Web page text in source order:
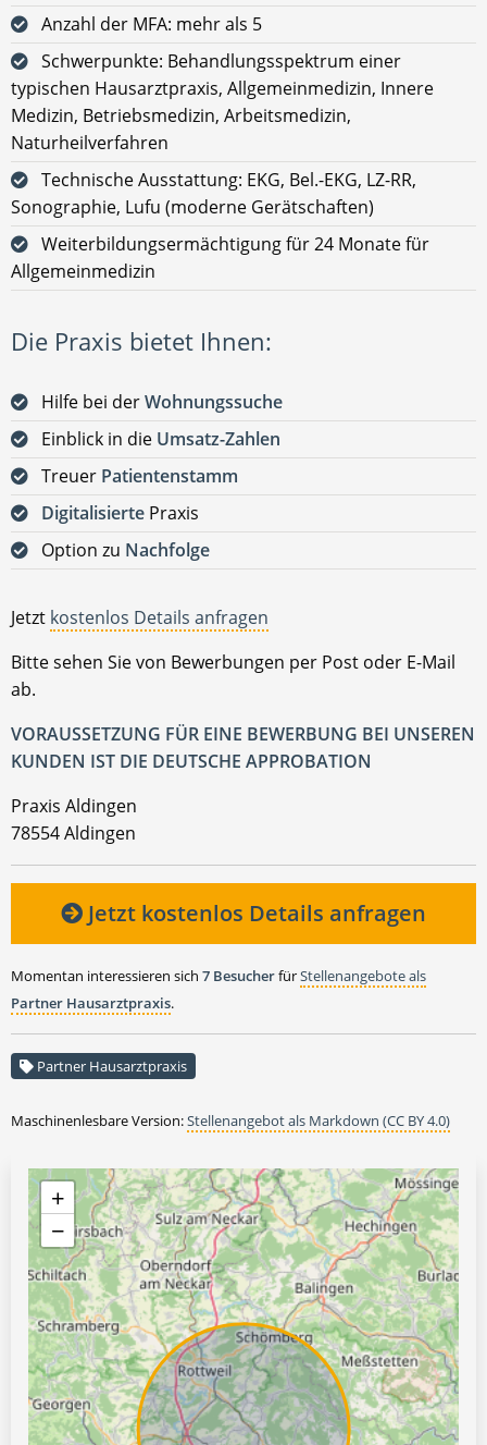
Anzahl der MFA: mehr als 5
Schwerpunkte: Behandlungsspektrum einer
typischen Hausarztpraxis, Allgemeinmedizin, Innere
Medizin, Betriebsmedizin, Arbeitsmedizin,
Naturheilverfahren
Technische Ausstattung: EKG, Bel.-EKG, LZ-RR,
Sonographie, Lufu (moderne Gerätschaften)
Weiterbildungsermächtigung für 24 Monate für
Allgemeinmedizin
Die Praxis bietet Ihnen:
Hilfe bei derWohnungssuche
Einblick in die Umsatz-Zahlen
Treuer Patientenstamm
Digitalisierte Praxis
Option zu Nachfolge
Jetzt kostenlos Details anfragen
Bitte sehen Sie von Bewerbungen per Post oder E-Mail
ab.
VORAUSSETZUNG FÜR EINE BEWERBUNG BEI UNSEREN
KUNDEN IST DIE DEUTSCHE APPROBATION
Praxis Aldingen
78554 Aldingen
Jetzt kostenlos Details anfragen
Momentan interessieren sich 7 BesucherfürStellenangebote als
Partner Hausarztpraxis.
Partner Hausarztpraxis
Maschinenlesbare Version:Stellenangebot als Markdown (CC BY 4.0)
+
−